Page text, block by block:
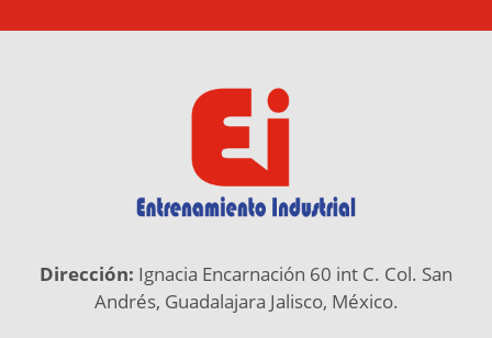
Dirección: Ignacia Encarnación 60 int C. Col. San
Andrés, Guadalajara Jalisco, México.